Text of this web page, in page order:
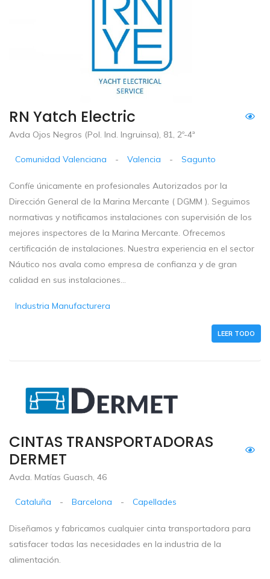
RN Yatch Electric
Avda Ojos Negros (Pol. Ind. Ingruinsa), 81, 2º-4ª
Comunidad Valenciana - Valencia - Sagunto
Confíe únicamente en profesionales Autorizados por la
Dirección General de la Marina Mercante ( DGMM ). Seguimos
normativas y notificamos instalaciones con supervisión de los
mejores inspectores de la Marina Mercante. Ofrecemos
certificación de instalaciones. Nuestra experiencia en el sector
Náutico nos avala como empresa de confianza y de gran
calidad en sus instalaciones...
Industria Manufacturera
LEER TODO
CINTAS TRANSPORTADORAS
DERMET
Avda. Matías Guasch, 46
Cataluña - Barcelona - Capellades
Diseñamos y fabricamos cualquier cinta transportadora para
satisfacer todas las necesidades en la industria de la
alimentación.